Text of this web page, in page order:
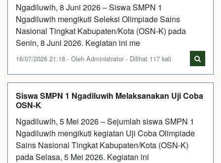
Ngadiluwih, 8 Juni 2026 – Siswa SMPN 1
Ngadiluwih mengikuti Seleksi Olimpiade Sains
Nasional Tingkat Kabupaten/Kota (OSN-K) pada
Senin, 8 Juni 2026. Kegiatan ini me
16/07/2026 21:18 - Oleh Administrator - Dilihat 117 kali
Siswa SMPN 1 Ngadiluwih Melaksanakan Uji Coba
OSN-K
Ngadiluwih, 5 Mei 2026 – Sejumlah siswa SMPN 1
Ngadiluwih mengikuti kegiatan Uji Coba Olimpiade
Sains Nasional Tingkat Kabupaten/Kota (OSN-K)
pada Selasa, 5 Mei 2026. Kegiatan ini